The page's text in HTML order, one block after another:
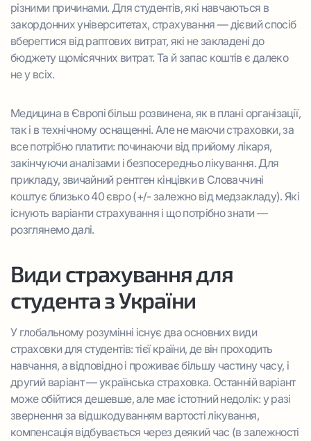
різними причинами. Для студентів, які навчаються в
закордонних університетах, страхування — дієвий спосіб
вберегтися від раптових витрат, які не закладені до
бюджету щомісячних витрат. Та й запас коштів є далеко
не у всіх.
Медицина в Європі більш розвинена, як в плані організації,
так і в технічному оснащенні. Але не маючи страховки, за
все потрібно платити: починаючи від прийому лікаря,
закінчуючи аналізами і безпосередньо лікування. Для
прикладу, звичайний рентген кінцівки в Словаччині
коштує близько 40 євро (+/- залежно від медзакладу). Які
існують варіанти страхування і що потрібно знати —
розглянемо далі.
Види страхування для
студента з України
У глобальному розумінні існує два основних види
страховки для студентів: тієї країни, де він проходить
навчання, а відповідно і проживає більшу частину часу, і
другий варіант — українська страховка. Останній варіант
може обійтися дешевше, але має істотний недолік: у разі
звернення за відшкодуванням вартості лікування,
компенсація відбувається через деякий час (в залежності